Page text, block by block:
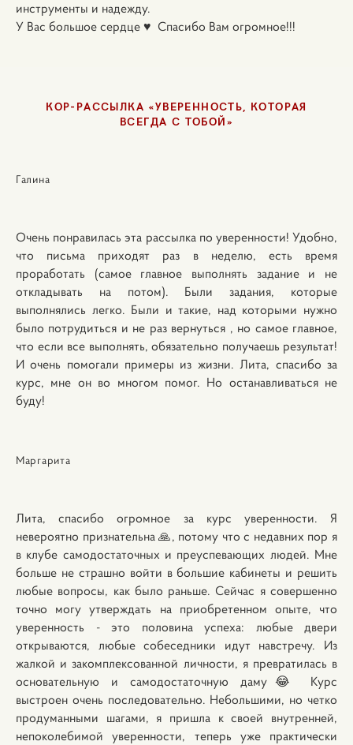
инструменты и надежду.
У Вас большое сердце ♥️ Спасибо Вам огромное!!!
КОР-РАССЫЛКА «УВЕРЕННОСТЬ, КОТОРАЯ
ВСЕГДА С ТОБОЙ»
Галина
Очень понравилась эта рассылка по уверенности! Удобно,
что письма приходят раз в неделю, есть время
проработать (самое главное выполнять задание и не
откладывать на потом). Были задания, которые
выполнялись легко. Были и такие, над которыми нужно
было потрудиться и не раз вернуться , но самое главное,
что если все выполнять, обязательно получаешь результат!
И очень помогали примеры из жизни. Лита, спасибо за
курс, мне он во многом помог. Но останавливаться не
буду!
Маргарита
Лита, спасибо огромное за курс уверенности. Я
невероятно признательна 🙏, потому что с недавних пор я
в клубе самодостаточных и преуспевающих людей. Мне
больше не страшно войти в большие кабинеты и решить
любые вопросы, как было раньше. Сейчас я совершенно
точно могу утверждать на приобретенном опыте, что
уверенность - это половина успеха: любые двери
открываются, любые собеседники идут навстречу. Из
жалкой и закомплексованной личности, я превратилась в
основательную и самодостаточную даму😂 Курс
выстроен очень последовательно. Небольшими, но четко
продуманными шагами, я пришла к своей внутренней,
непоколебимой уверенности, теперь уже практически